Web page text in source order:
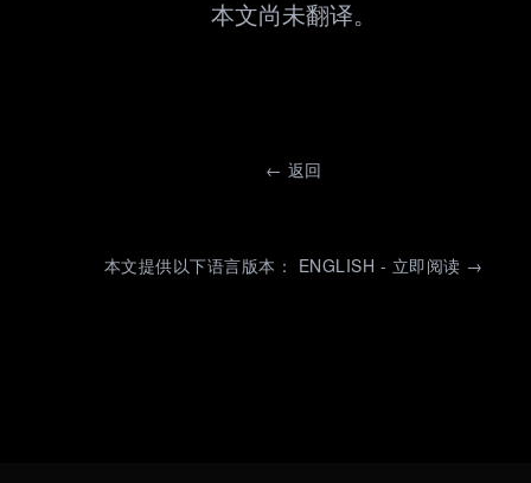
本文尚未翻译。
← 返回
本文提供以下语言版本： ENGLISH - 立即阅读 →